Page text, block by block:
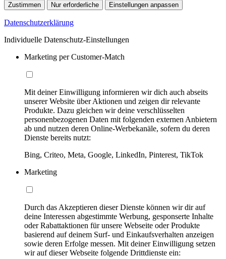
Zustimmen Nur erforderliche Einstellungen anpassen
Datenschutzerklärung
Individuelle Datenschutz-Einstellungen
Marketing per Customer-Match
Mit deiner Einwilligung informieren wir dich auch abseits
unserer Website über Aktionen und zeigen dir relevante
Produkte. Dazu gleichen wir deine verschlüsselten
personenbezogenen Daten mit folgenden externen Anbietern
ab und nutzen deren Online-Werbekanäle, sofern du deren
Dienste bereits nutzt:
Bing, Criteo, Meta, Google, LinkedIn, Pinterest, TikTok
Marketing
Durch das Akzeptieren dieser Dienste können wir dir auf
deine Interessen abgestimmte Werbung, gesponserte Inhalte
oder Rabattaktionen für unsere Webseite oder Produkte
basierend auf deinem Surf- und Einkaufsverhalten anzeigen
sowie deren Erfolge messen. Mit deiner Einwilligung setzen
wir auf dieser Webseite folgende Drittdienste ein: